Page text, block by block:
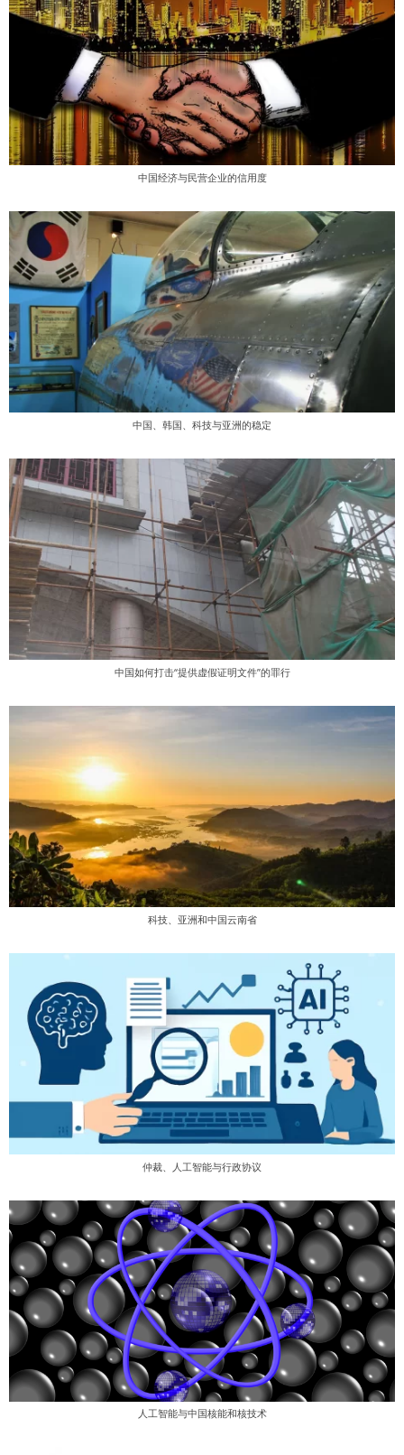
中国经济与民营企业的信用度
中国、韩国、科技与亚洲的稳定
中国如何打击“提供虚假证明文件”的罪行
科技、亚洲和中国云南省
仲裁、人工智能与行政协议
人工智能与中国核能和核技术